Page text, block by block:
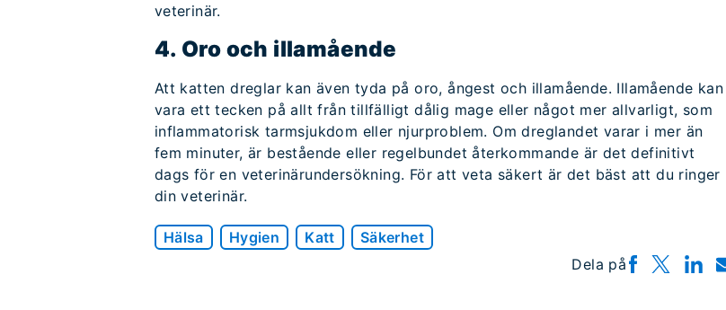
veterinär.
4. Oro och illamående
Att katten dreglar kan även tyda på oro, ångest och illamående. Illamående kan
vara ett tecken på allt från tillfälligt dålig mage eller något mer allvarligt, som
inflammatorisk tarmsjukdom eller njurproblem. Om dreglandet varar i mer än
fem minuter, är bestående eller regelbundet återkommande är det definitivt
dags för en veterinärundersökning. För att veta säkert är det bäst att du ringer
din veterinär.
Hälsa Hygien Katt
Säkerhet
Dela på